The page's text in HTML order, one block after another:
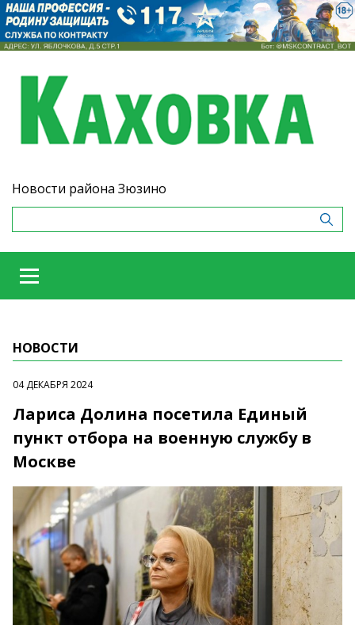
Новости района Зюзино
НОВОСТИ
04 ДЕКАБРЯ 2024
Лариса Долина посетила Единый
пункт отбора на военную службу в
Москве